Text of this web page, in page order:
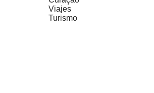
Viajes
Turismo